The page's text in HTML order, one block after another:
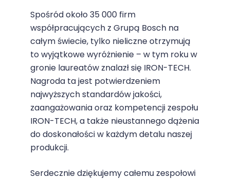
Spośród około 35 000 firm
współpracujących z Grupą Boschna
całym świecie, tylko nieliczne otrzymują
to wyjątkowe wyróżnienie – w tym roku w
gronie laureatów znalazł się IRON-TECH.
Nagroda ta jest potwierdzeniem
najwyższych standardów jakości,
zaangażowania oraz kompetencji zespołu
IRON-TECH, a także nieustannego dążenia
do doskonałości w każdym detalu naszej
produkcji.
Serdecznie dziękujemy całemu zespołowi